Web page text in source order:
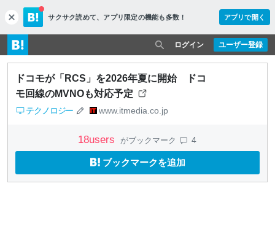
c
l
o
s
e
サクサク読めて、 アプリ限定の機能も多数！ アプリで開く
ユーザー登録
ログイン
ドコモが「RCS」を2026年夏に開始 ドコ
モ回線のMVNOも対応予定
テクノロジー www.itmedia.co.jp
18users がブックマーク 4
ブックマークを追加